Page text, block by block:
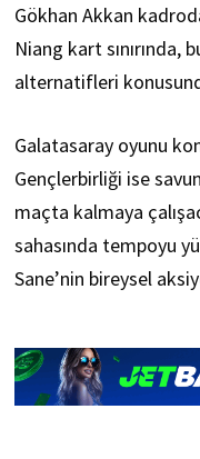
Gökhan Akkan
Niang kart sınırında,
alternatifleri
Galatasaray oyunu
Gençlerbirliği ise
maçta kalmaya
sahasında tempoyu
Sane’nin bireysel